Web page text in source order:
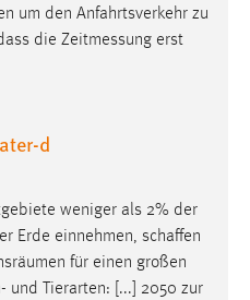
um den Anfahrtsverkehr zu
die Zeitmessung erst
d
weniger als 2% der
Erde einnehmen, schaffen
für einen großen
und Tierarten: [...] 2050 zur